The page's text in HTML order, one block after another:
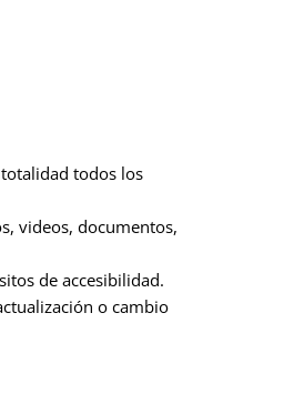
todos los
videos, documentos,
de accesibilidad.
o cambio